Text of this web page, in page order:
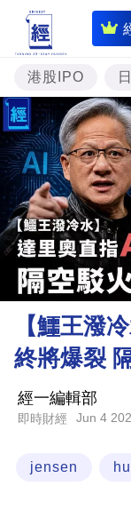
即
時
財
經
專
題
投
資
樓
市
理
財
商
科
港股IPO
【鱷王潑
終將爆裂
經一編輯部
即時財經 Jun 4
jensen